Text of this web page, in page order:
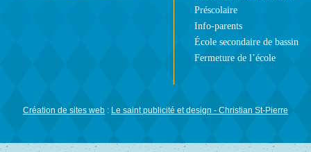
Préscolaire
Info-parents
École secondaire de bassin
Fermeture de l’école
Création de sites web : Le saint publicité et design - Christian St-Pierre